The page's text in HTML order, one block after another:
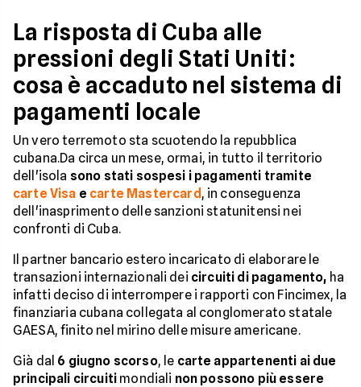
La risposta di Cuba alle
pressioni degli Stati Uniti:
cosa è accaduto nel sistema di
pagamenti locale
Un vero terremoto sta scuotendo la repubblica
cubana.Da circa un mese, ormai, in tutto il territorio
dell'isola sono stati sospesi i pagamenti tramite
carte Visa e carte Mastercard , in conseguenza
dell'inasprimento delle sanzioni statunitensi nei
confronti di Cuba.
Il partner bancario estero incaricato di elaborare le
transazioni internazionali dei circuiti di pagamento, ha
infatti deciso di interrompere i rapporti con Fincimex, la
finanziaria cubana collegata al conglomerato statale
GAESA, finito nel mirino delle misure americane.
Già dal 6 giugno scorso, le carte appartenenti ai due
principali circuiti mondiali non possono più essere